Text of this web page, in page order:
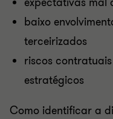
baixo
terceirizados
riscos
estratégicos
Como identificar a